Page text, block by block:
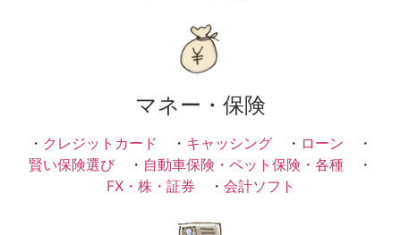
マネー・保険
・ クレジットカード ・ キャッシング ・ ローン ・
賢い保険選び ・ 自動車保険・ペット保険・各種 ・
FX・株・証券 ・ 会計ソフト